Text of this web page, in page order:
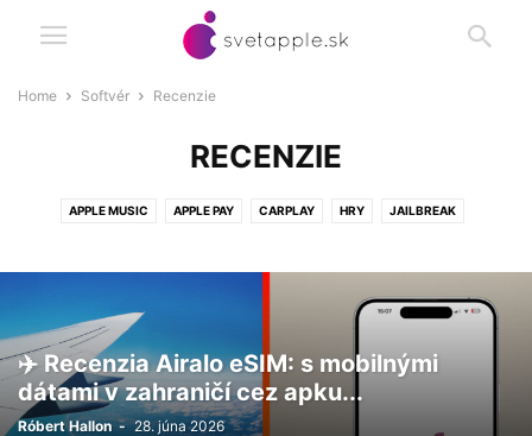
Home Softvér Recenzie
RECENZIE
APPLE MUSIC APPLE PAY CARPLAY HRY JAILBREAK
✈️ Recenzia Airalo eSIM: s mobilnými
dátami v zahraničí cez apku...
Róbert Hallon - 28. júna 2026